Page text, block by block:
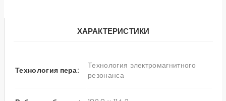
ХАРАКТЕРИСТИКИ
Технология пера:
Технология электромагнитного
резонанса